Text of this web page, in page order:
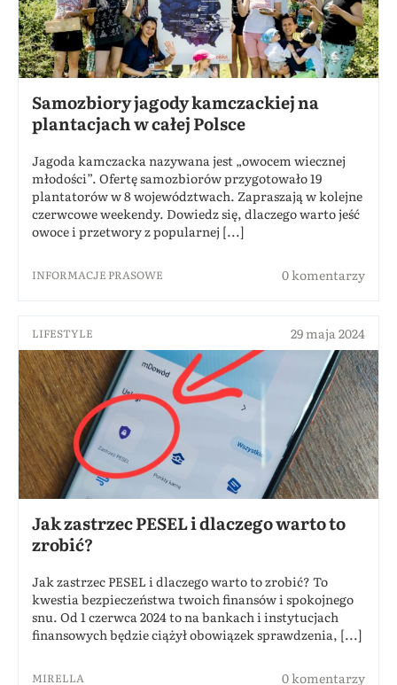
Samozbiory jagody kamczackiej na
plantacjach w całej Polsce
Jagoda kamczacka nazywana jest „owocem wiecznej
młodości”. Ofertę samozbiorów przygotowało 19
plantatorów w 8 województwach. Zapraszają w kolejne
czerwcowe weekendy. Dowiedz się, dlaczego warto jeść
owoce i przetwory z popularnej [...]
INFORMACJE PRASOWE 0 komentarzy
LIFESTYLE 29 maja 2024
Jak zastrzec PESEL i dlaczego warto to
zrobić?
Jak zastrzec PESEL i dlaczego warto to zrobić? To
kwestia bezpieczeństwa twoich finansów i spokojnego
snu. Od 1 czerwca 2024 to na bankach i instytucjach
finansowych będzie ciążył obowiązek sprawdzenia, [...]
MIRELLA 0 komentarzy